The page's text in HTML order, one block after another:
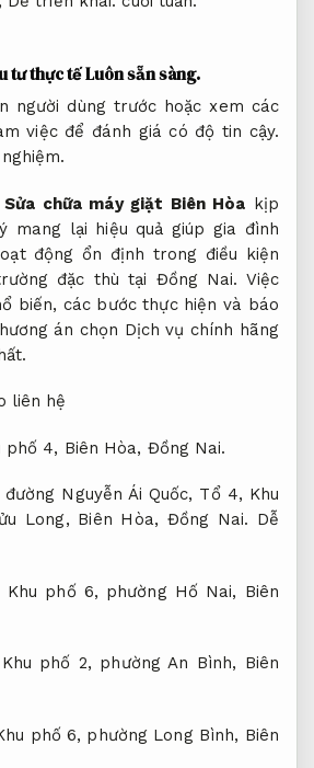
tư thực tếLuôn sẵn sàng.
người dùng trước hoặc xem các
việc để đánh giá có độ tin cậy.
Sửa chữa máy giặt Biên Hòa kịp
mang lại hiệu quả giúp gia đình
động ổn định trong điều kiện
đặc thù tại Đồng Nai. Việc
biến, các bước thực hiện và báo
án chọn Dịch vụ chính hãng
liên hệ
4, Biên Hòa, Đồng Nai.
Nguyễn Ái Quốc, Tổ 4, Khu
Long, Biên Hòa, Đồng Nai. Dễ
Khu phố 6, phường Hố Nai, Biên
phố 2, phường An Bình, Biên
phố 6, phường Long Bình, Biên